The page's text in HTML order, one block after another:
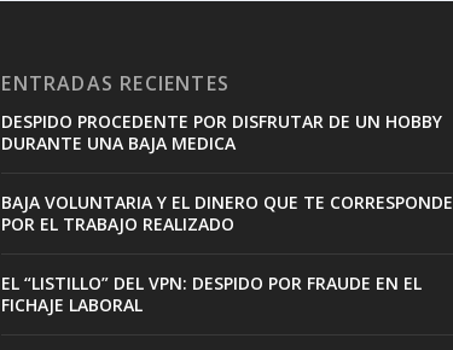
ENTRADAS RECIENTES
DESPIDO PROCEDENTE POR DISFRUTAR DE UN HOBBY
DURANTE UNA BAJA MEDICA
BAJA VOLUNTARIA Y EL DINERO QUE TE CORRESPONDE
POR EL TRABAJO REALIZADO
EL “LISTILLO” DEL VPN: DESPIDO POR FRAUDE EN EL
FICHAJE LABORAL